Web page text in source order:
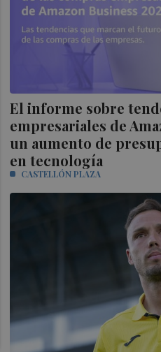
El informe sobre
empresariales de
un aumento de
en tecnología
CASTELLÓN PLAZA